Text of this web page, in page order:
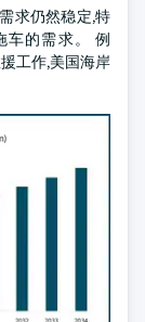
求仍然稳定,特
车的需求。 例
工作,美国海岸